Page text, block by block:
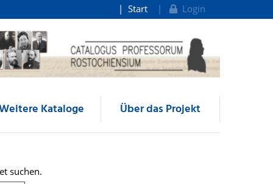
Start Login
Kataloge Über das Projekt
suchen.